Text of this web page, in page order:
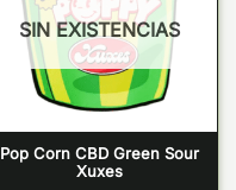
SIN EXISTENCIAS
Pop Corn CBD Green Sour
Xuxes